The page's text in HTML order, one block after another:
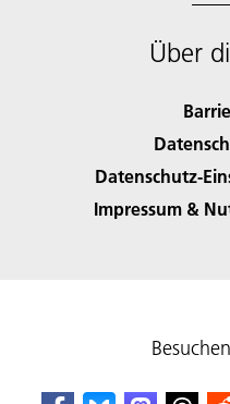
Über
Datenschutz-
Impressum &